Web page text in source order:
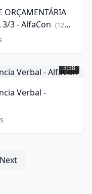
ORÇAMENTÁRIA
3/3 - AlfaCon (12
3:38
Verbal -
Next